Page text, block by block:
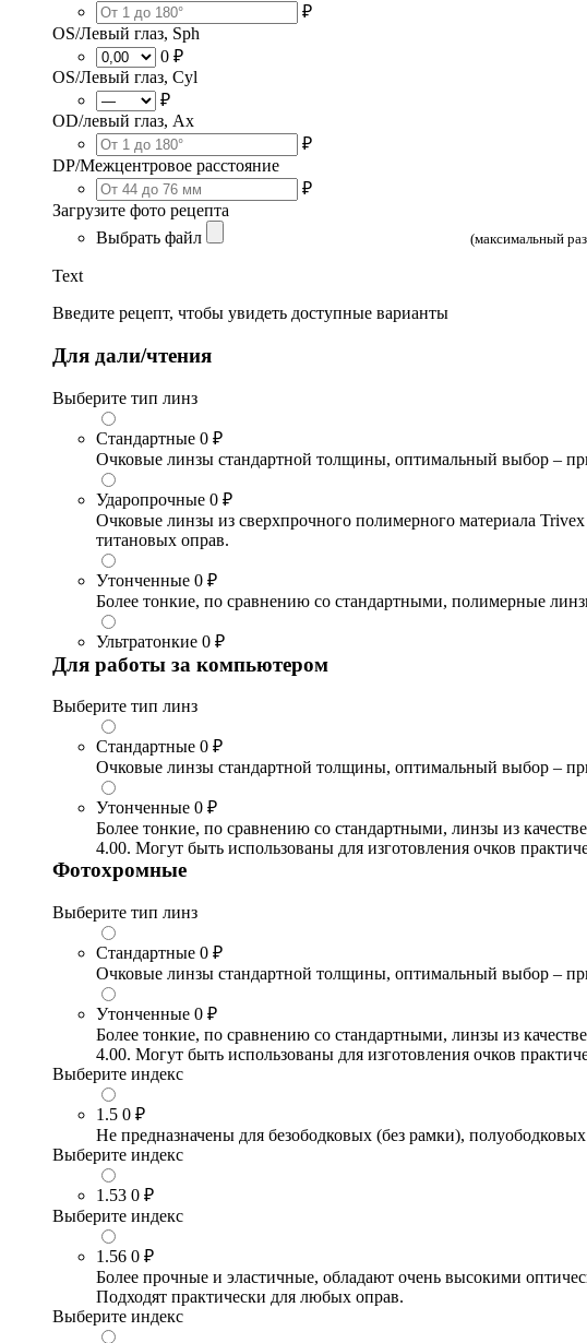
₽
OS/Левый глаз, Sph
0 ₽
OS/Левый глаз, Cyl
₽
OD/левый глаз, Ax
₽
DP/Межцентровое расстояние
₽
Загрузите фото рецепта
Выбрать файл
(максимальный
Text
Введите рецепт, чтобы увидеть доступные варианты
Для дали/чтения
Выберите тип линз
Стандартные 0 ₽
Очковые линзы стандартной толщины, оптимальный выбор –
Ударопрочные 0 ₽
Очковые линзы из сверхпрочного полимерного материала
титановых оправ.
Утонченные 0 ₽
Более тонкие, по сравнению со стандартными, полимерные
Ультратонкие 0 ₽
Для работы за компьютером
Выберите тип линз
Стандартные 0 ₽
Очковые линзы стандартной толщины, оптимальный выбор –
Утонченные 0 ₽
Более тонкие, по сравнению со стандартными, линзы из
4.00. Могут быть использованы для изготовления очков
Фотохромные
Выберите тип линз
Стандартные 0 ₽
Очковые линзы стандартной толщины, оптимальный выбор –
Утонченные 0 ₽
Более тонкие, по сравнению со стандартными, линзы из
4.00. Могут быть использованы для изготовления очков
Выберите индекс
1.5 0 ₽
Не предназначены для безободковых (без рамки),
Выберите индекс
1.53 0 ₽
Выберите индекс
1.56 0 ₽
Более прочные и эластичные, обладают очень высокими
Подходят практически для любых оправ.
Выберите индекс